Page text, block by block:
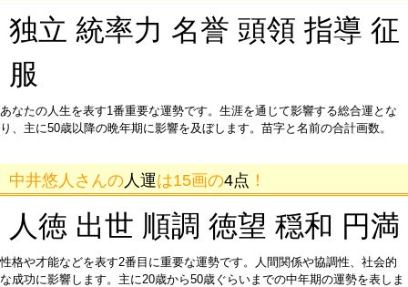
独立 統率力 名誉 頭領 指導 征
服
あなたの人生を表す1番重要な運勢です。生涯を通じて影響する総合運とな
り、主に50歳以降の晩年期に影響を及ぼします。苗字と名前の合計画数。
中井悠人さんの 人運は15画の4点 ！
人徳 出世 順調 徳望 穏和 円満
性格や才能などを表す2番目に重要な運勢です。人間関係や協調性、社会的
な成功に影響します。主に20歳から50歳ぐらいまでの中年期の運勢を表しま